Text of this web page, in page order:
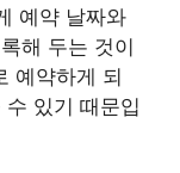
예약 날짜와
해 두는 것이
예약하게 되
있기 때문입